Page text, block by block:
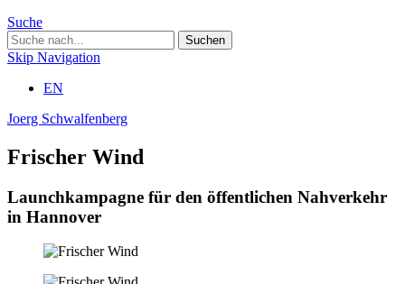
Suche
Skip Navigation
EN
Joerg Schwalfenberg
Frischer Wind
Launchkampagne für den öffentlichen Nahverkehr
in Hannover